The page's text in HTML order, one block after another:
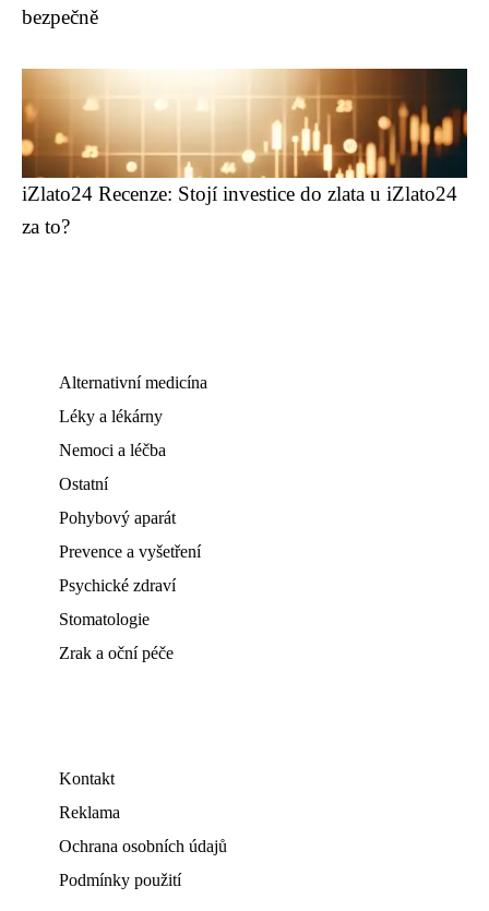
bezpečně
iZlato24 Recenze: Stojí investice do zlata u iZlato24
za to?
Alternativní medicína
Léky a lékárny
Nemoci a léčba
Ostatní
Pohybový aparát
Prevence a vyšetření
Psychické zdraví
Stomatologie
Zrak a oční péče
Kontakt
Reklama
Ochrana osobních údajů
Podmínky použití